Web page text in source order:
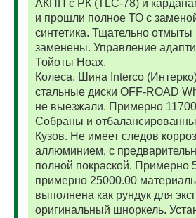
АКПП с РК (TLC-78) и
и прошли полное ТО с
синтетика. Тщательно
заменены. Управление
Тойоты Ноах.
Колеса. Шина Interco
стальные диски OFF-ROAD
не выезжали. Примерно
Собраны и
Кузов. Не имеет следов
аллюминием, с
полной покраской. Примерно
примерно 25000.00
выполнена как рундук для
оригинальный шноркель.